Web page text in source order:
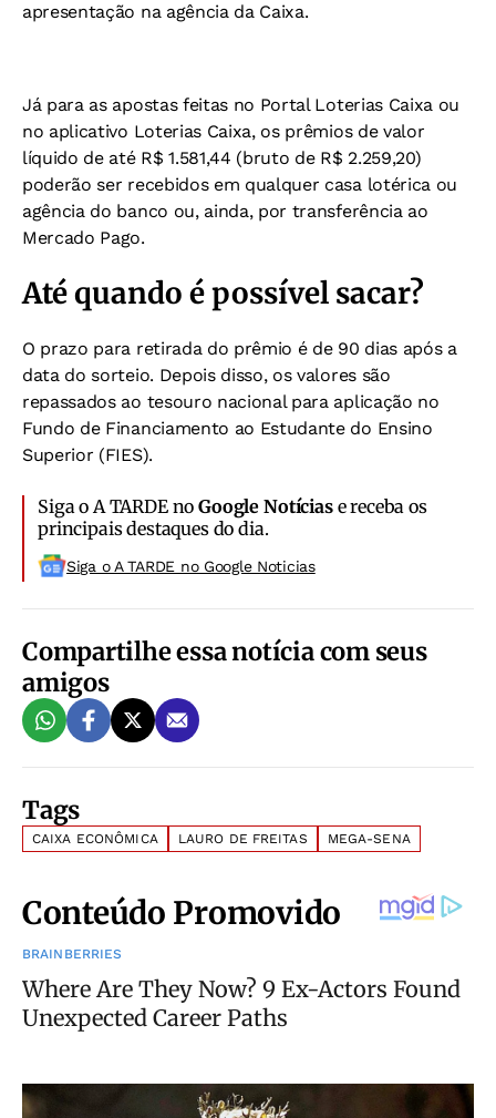
apresentação na agência da Caixa.
Já para as apostas feitas no Portal Loterias Caixa ou
no aplicativo Loterias Caixa, os prêmios de valor
líquido de até R$ 1.581,44 (bruto de R$ 2.259,20)
poderão ser recebidos em qualquer casa lotérica ou
agência do banco ou, ainda, por transferência ao
Mercado Pago.
Até quando é possível sacar?
O prazo para retirada do prêmio é de 90 dias após a
data do sorteio. Depois disso, os valores são
repassados ao tesouro nacional para aplicação no
Fundo de Financiamento ao Estudante do Ensino
Superior (FIES).
Siga o A TARDE noGoogle Notíciase receba os
principais destaques do dia.
Siga o A TARDE no Google Noticias
Compartilhe essa notícia com seus
amigos
Tags
CAIXA ECONÔMICA LAURO DE FREITAS MEGA-SENA